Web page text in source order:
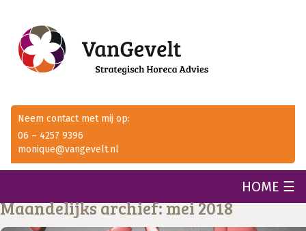
Neem contact met mij op:
06 – 4257 9396
monique@vangevelt.nl
HOME ☰
Maandelijks archief: mei 2018